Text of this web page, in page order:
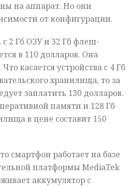
на аппарат. Но они
от конфигурации.
2 Гб ОЗУ и 32 Гб флеш-
в 110 долларов. Она
касается устройства с 4 Гб
хранилища, то за
заплатить 130 долларов.
памяти и 128 Гб
в цене составит 150
смартфон работает на базе
платформы MediaTek
аккумулятор с